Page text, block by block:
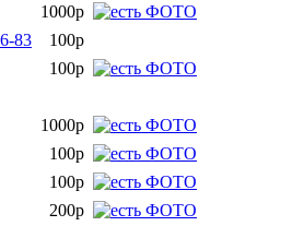
1000р
83 100р
100р
1000р
100р
100р
200р